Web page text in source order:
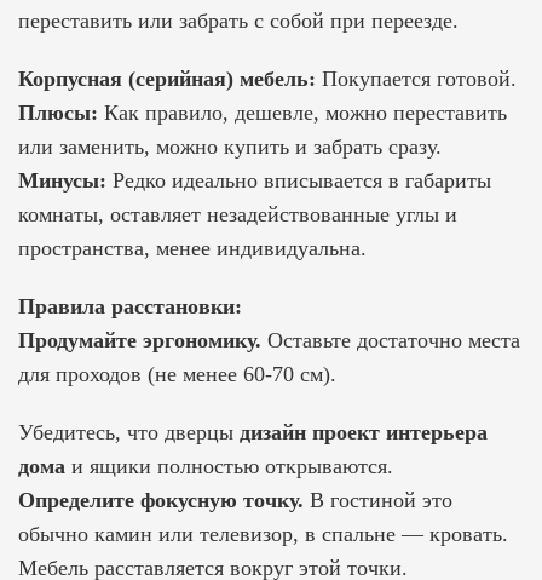
переставить или забрать с собой при переезде.
Корпусная (серийная) мебель: Покупается готовой.
Плюсы: Как правило, дешевле, можно переставить
или заменить, можно купить и забрать сразу.
Минусы: Редко идеально вписывается в габариты
комнаты, оставляет незадействованные углы и
пространства, менее индивидуальна.
Правила расстановки:
Продумайте эргономику. Оставьте достаточно места
для проходов (не менее 60-70 см).
Убедитесь, что дверцы дизайн проект интерьера
дома и ящики полностью открываются.
Определите фокусную точку. В гостиной это
обычно камин или телевизор, в спальне — кровать.
Мебель расставляется вокруг этой точки.